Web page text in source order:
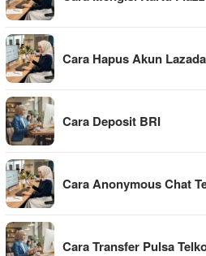
Cara Hapus Akun Lazada
Cara Deposit BRI
Cara Anonymous Chat
Cara Transfer Pulsa